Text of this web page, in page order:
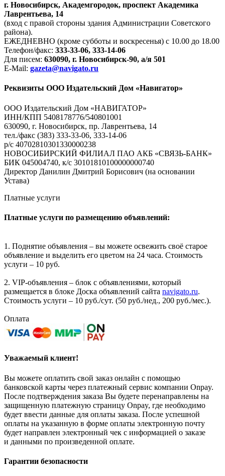
г. Новосибирск, Академгородок, проспект Академика
Лаврентьева, 14
(вход с правой стороны здания Администрации Советского
района).
ЕЖЕДНЕВНО (кроме субботы и воскресенья) с 10.00 до 18.00
Телефон/факс: 333-33-06, 333-14-06
Для писем: 630090, г. Новосибирск-90, а/я 501
E-Mail: gazeta@navigato.ru
Реквизиты ООО Издательский Дом «Навигатор»
ООО Издательский Дом «НАВИГАТОР»
ИНН/КПП 5408178776/540801001
630090, г. Новосибирск, пр. Лаврентьева, 14
тел./факс (383) 333-33-06, 333-14-06
р/с 40702810301330000238
НОВОСИБИРСКИЙ ФИЛИАЛ ПАО АКБ «СВЯЗЬ-БАНК»
БИК 045004740, к/с 30101810100000000740
Директор Данилин Дмитрий Борисович (на основании
Устава)
Платные услуги
Платные услуги по размещению объявлений:
1. Поднятие объявления – вы можете освежить своё старое
объявление и выделить его цветом на 24 часа. Стоимость
услуги – 10 руб.
2. VIP-объявления – блок с объявлениями, который
размещается в блоке Доска объявлений сайта navigato.ru.
Стоимость услуги – 10 руб./сут. (50 руб./нед., 200 руб./мес.).
Оплата
Уважаемый клиент!
Вы можете оплатить свой заказ онлайн с помощью
банковской карты через платежный сервис компании Onpay.
После подтверждения заказа Вы будете перенаправлены на
защищенную платежную страницу Onpay, где необходимо
будет ввести данные для оплаты заказа. После успешной
оплаты на указанную в форме оплаты электронную почту
будет направлен электронный чек с информацией о заказе
и данными по произведенной оплате.
Гарантии безопасности